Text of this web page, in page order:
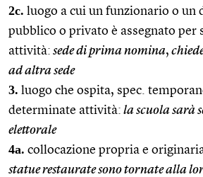
2c. luogo a cui un funzionario o un
pubblico o privato è assegnato per
attività: sede di prima nomina,
ad altra sede
3. luogo che ospita, spec.
determinate attività: la scuola sarà
elettorale
4a. collocazione propria e
statue restaurate sono tornate alla